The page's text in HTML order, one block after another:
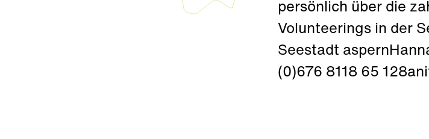
persönlich über die
Volunteerings in der
Seestadt
(0)676 8118 65